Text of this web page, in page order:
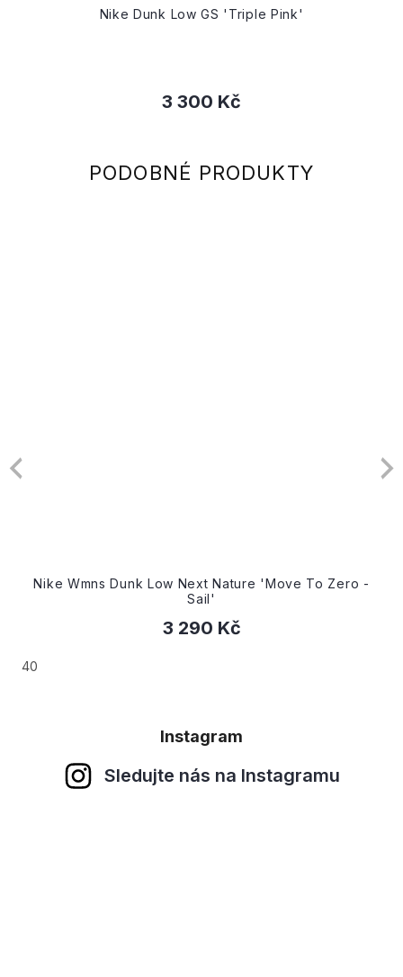
Nike Dunk Low GS 'Triple Pink'
3 300 Kč
Nike Wmns Dunk Low Next Nature 'Move To Zero -
Sail'
3 290 Kč
40
Instagram
Sledujte nás na Instagramu